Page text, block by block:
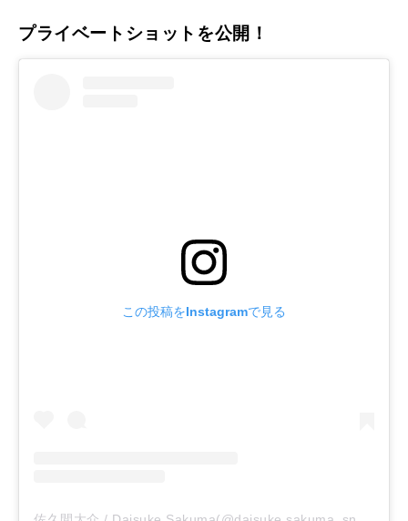
プライベートショットを公開！
この投稿をInstagramで見る